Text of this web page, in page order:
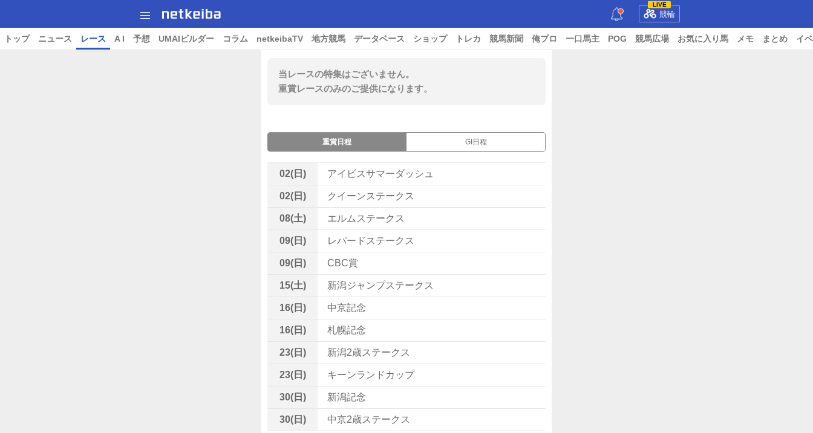
LIVE
競輪
トップ ニュース レース A I 予想 UMAIビルダー コラム netkeibaTV 地方競馬 データベース ショップ トレカ 競馬新聞 俺プロ 一口馬主 POG 競馬広場 お気に入り馬 メモ まとめ イ
当レースの特集はございません。
重賞レースのみのご提供になります。
重賞日程 GI日程
02(日) アイビスサマーダッシュ
02(日) クイーンステークス
08(土) エルムステークス
09(日) レパードステークス
09(日) CBC賞
15(土) 新潟ジャンプステークス
16(日) 中京記念
16(日) 札幌記念
23(日) 新潟2歳ステークス
23(日) キーンランドカップ
30(日) 新潟記念
30(日) 中京2歳ステークス